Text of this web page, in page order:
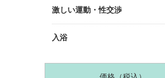
激しい運動 ・性交渉
入浴